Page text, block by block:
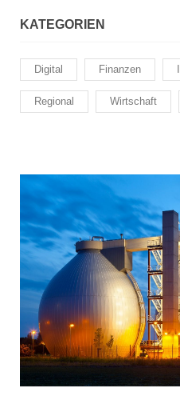
KATEGORIEN
Digital Finanzen
Regional Wirtschaft